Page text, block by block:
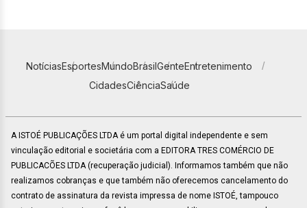
NotíciasEsportesMundoBrasilGenteEntretenimento
CidadesCiênciaSaúde
A ISTOÉ PUBLICAÇÕES LTDA é um portal digital independente e sem
vinculação editorial e societária com a EDITORA TRES COMÉRCIO DE
PUBLICACÕES LTDA (recuperação judicial). Informamos também que não
realizamos cobranças e que também não oferecemos cancelamento do
contrato de assinatura da revista impressa de nome ISTOÉ, tampouco